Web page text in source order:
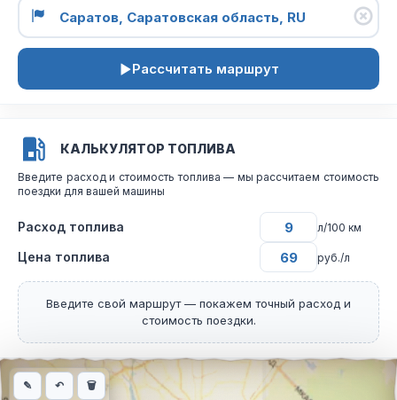
Рассчитать маршрут
КАЛЬКУЛЯТОР ТОПЛИВА
Введите расход и стоимость топлива — мы рассчитаем стоимость
поездки для вашей машины
Расход топлива л/100 км
Цена топлива руб./л
Введите свой маршрут — покажем точный расход и
стоимость поездки.
Интерактивная карта автомобильного маршрута из города
✎ ↶ 🗑